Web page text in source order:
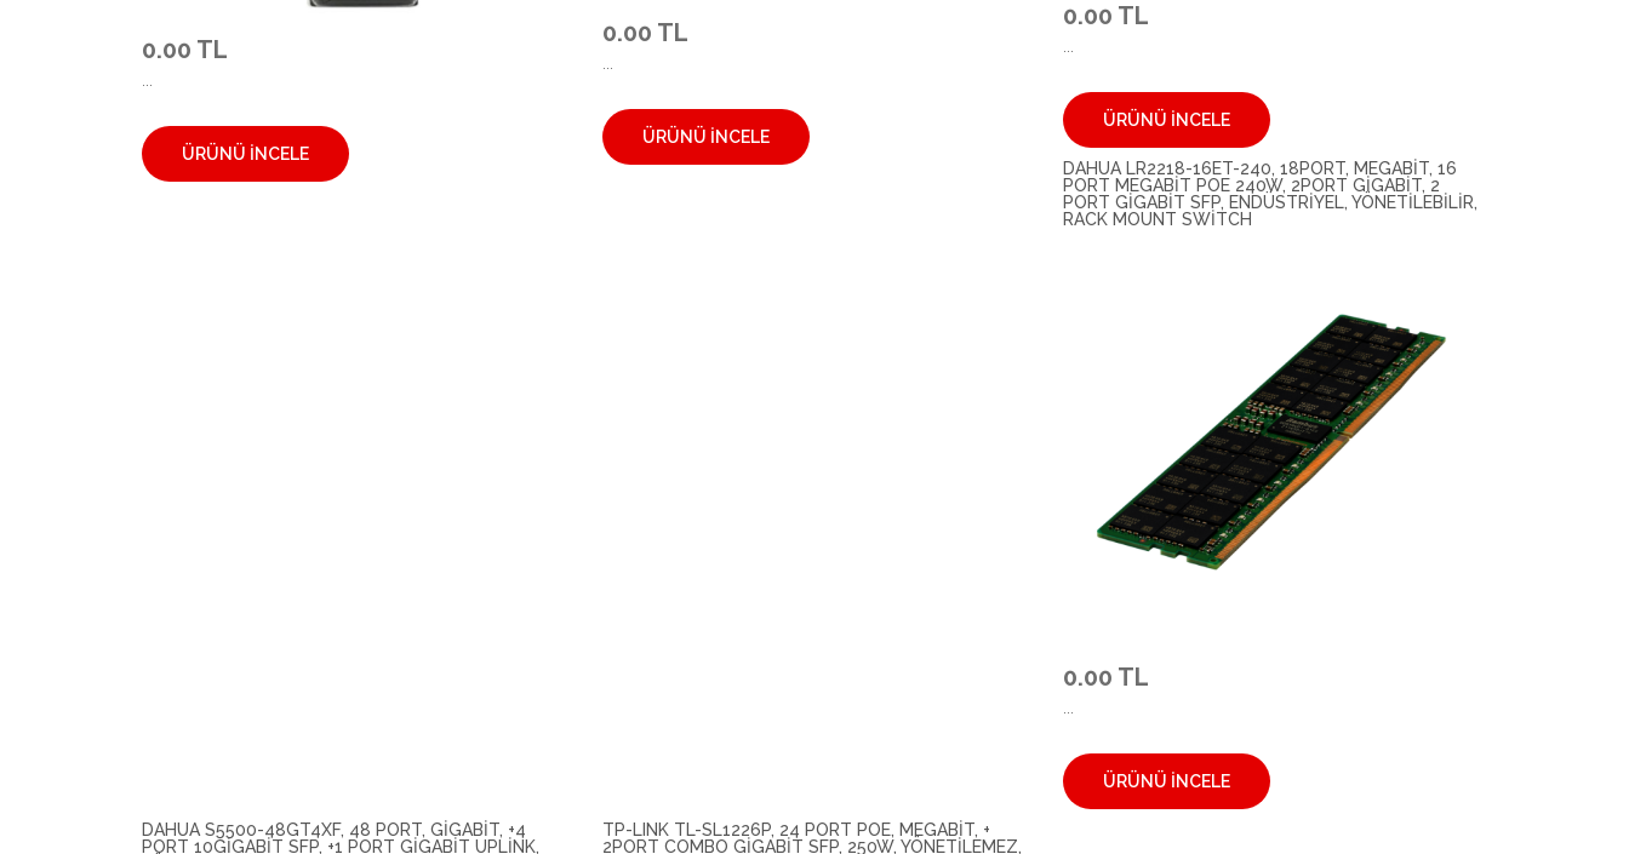
0.00 TL
ÜRÜNÜ İNCELE
0.00 TL
ÜRÜNÜ İNCELE
0.00 TL
ÜRÜNÜ İNCELE
DAHUA LR2218-16ET-240, 18PORT, MEGABIT, 16
PORT MEGABIT POE 240W, 2PORT GIGABIT, 2
PORT GIGABIT SFP, ENDÜSTRIYEL, YÖNETILEBILIR,
RACK MOUNT SWITCH
0.00 TL
ÜRÜNÜ İNCELE
DAHUA S5500-48GT4XF, 48 PORT, GIGABIT, +4
PORT 10GIGABIT SFP, +1 PORT GIGABIT UPLINK,
TP-LINK TL-SL1226P, 24 PORT POE, MEGABIT, +
2PORT COMBO GIGABIT SFP, 250W, YÖNETILEMEZ,